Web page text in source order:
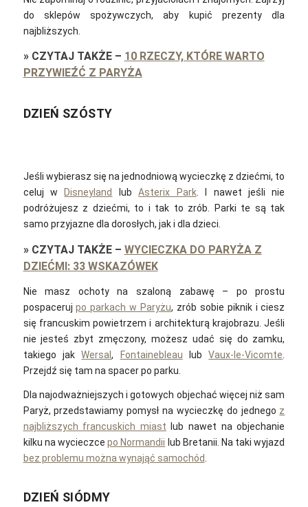
do sklepów spożywczych, aby kupić prezenty dla
najbliższych.
» CZYTAJ TAKŻE– 10 RZECZY, KTÓRE WARTO
PRZYWIEŹĆ Z PARYŻA
DZIEŃ SZÓSTY
Jeśli wybierasz się na jednodniową wycieczkę z dziećmi, to
celuj w Disneyland lubAsterix Park. I nawet jeśli nie
podróżujesz z dziećmi, to i tak to zrób. Parki te są tak
samo przyjazne dla dorosłych, jak i dla dzieci.
» CZYTAJ TAKŻE– WYCIECZKA DO PARYŻA Z
DZIEĆMI: 33 WSKAZÓWEK
Nie masz ochoty na szaloną zabawę – po prostu
pospacerujpo parkach w Paryżu, zrób sobie piknik i ciesz
się francuskim powietrzem i architekturą krajobrazu. Jeśli
nie jesteś zbyt zmęczony, możesz udać się do zamku,
takiego jakWersal, Fontainebleau lubVaux-le-Vicomte
Przejdź się tam na spacer po parku.
Dla najodważniejszych i gotowych objechać więcej niż sam
Paryż, przedstawiamy pomysł na wycieczkę do jednego z
najbliższych francuskich miast lub nawet na objechanie
kilku na wycieczcepo Normandii lub Bretanii. Na taki wyjazd
bez problemu można wynająć samochód
DZIEŃ SIÓDMY